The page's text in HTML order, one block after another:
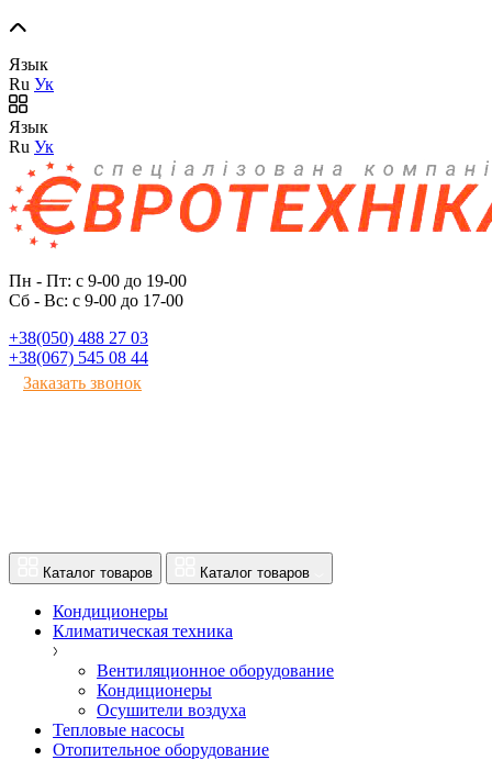
Язык
Ru Ук
Язык
Ru Ук
Пн - Пт: с 9-00 до 19-00
Сб - Вс: с 9-00 до 17-00
+38(050) 488 27 03
+38(067) 545 08 44
Заказать звонок
Каталог товаров Каталог товаров
Кондиционеры
Климатическая техника
Вентиляционное оборудование
Кондиционеры
Осушители воздуха
Тепловые насосы
Отопительное оборудование